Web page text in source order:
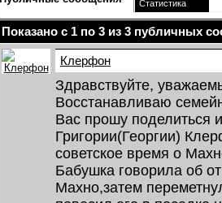
Статистика
Показано с 1 по 3 из 3 публичных
Клерфон
Здравствуйте,
Восстанавливаю
Вас прошу поделиться
Григории(Георгии)
советское время о
Бабушка говорила об
Махно,затем